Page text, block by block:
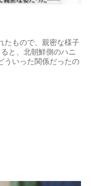
たもので、親密な様子
と、北朝鮮側のハニ
ういった関係だったの